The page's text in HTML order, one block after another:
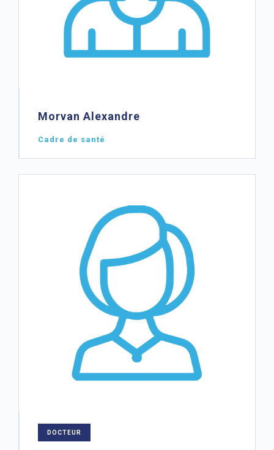
Morvan Alexandre
Cadre de santé
DOCTEUR